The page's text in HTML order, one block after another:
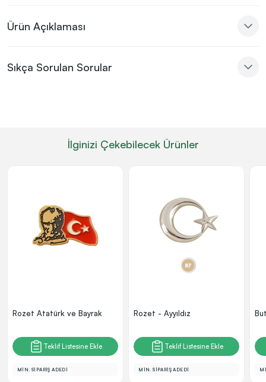
Ürün Açıklaması
Sıkça Sorulan Sorular
İlginizi Çekebilecek Ürünler
Rozet Atatürk ve Bayrak
Teklif Listesine Ekle
MİN. SİPARİŞ ADEDİ
Rozet - Ayyıldız
Teklif Listesine Ekle
MİN. SİPARİŞ ADEDİ